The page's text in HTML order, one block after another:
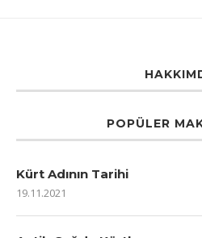
POPÜLER
Kürt Adının Tarihi
19.11.2021